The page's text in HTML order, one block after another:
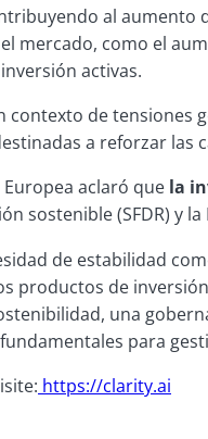
al aumento
mercado, como el
activas.
contexto de
a reforzar las
aclaró que la
sostenible (SFDR) y
de estabilidad
productos de
una
para
https://clarity.ai